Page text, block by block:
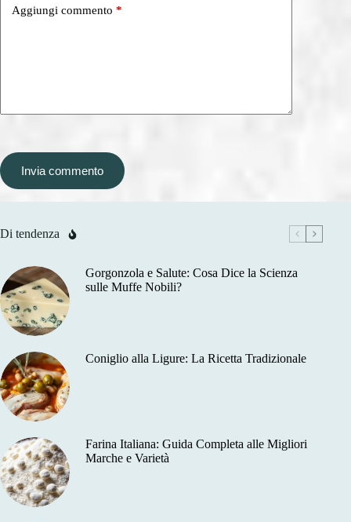
Aggiungi commento *
Invia commento
Di tendenza
Gorgonzola e Salute: Cosa Dice la Scienza
sulle Muffe Nobili?
Coniglio alla Ligure: La Ricetta Tradizionale
Farina Italiana: Guida Completa alle Migliori
Marche e Varietà